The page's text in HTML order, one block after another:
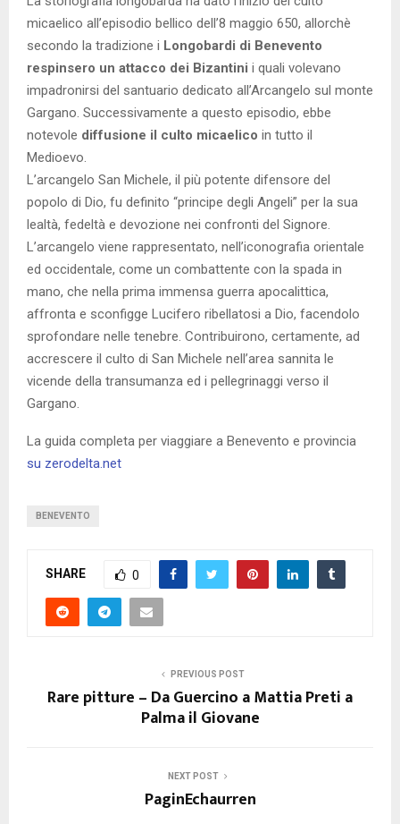
micaelico all’episodio bellico dell’8 maggio 650, allorchè
secondo la tradizione i Longobardi di Benevento
respinsero un attacco dei Bizantini i quali volevano
impadronirsi del santuario dedicato all’Arcangelo sul monte
Gargano. Successivamente a questo episodio, ebbe
notevole diffusione il culto micaelico in tutto il
Medioevo.
L’arcangelo San Michele, il più potente difensore del
popolo di Dio, fu definito “principe degli Angeli” per la sua
lealtà, fedeltà e devozione nei confronti del Signore.
L’arcangelo viene rappresentato, nell’iconografia orientale
ed occidentale, come un combattente con la spada in
mano, che nella prima immensa guerra apocalittica,
affronta e sconfigge Lucifero ribellatosi a Dio, facendolo
sprofondare nelle tenebre. Contribuirono, certamente, ad
accrescere il culto di San Michele nell’area sannita le
vicende della transumanza ed i pellegrinaggi verso il
Gargano.
La guida completa per viaggiare a Benevento e provincia
su zerodelta.net
BENEVENTO
SHARE 0
PREVIOUS POST
Rare pitture – Da Guercino a Mattia Preti a
Palma il Giovane
NEXT POST
PaginEchaurren